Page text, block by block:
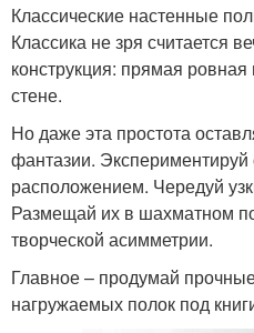
Классические настенные
Классика не зря считается
конструкция: прямая ровная
стене.
Но даже эта простота
фантазии. Экспериментируй
расположением. Чередуй
Размещай их в шахматном
творческой асимметрии.
Главное – продумай
нагружаемых полок под